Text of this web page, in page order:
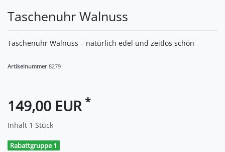
Taschenuhr Walnuss
Taschenuhr Walnuss – natürlich edel und zeitlos schön
Artikelnummer 8279
149,00 EUR *
Inhalt 1 Stück
Rabattgruppe 1